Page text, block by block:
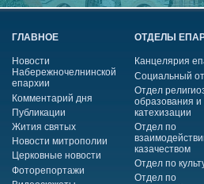
ГЛАВНОЕ
Новости
Набережночелнинской
епархии
Комментарий дня
Публикации
Жития святых
Новости митрополии
Церковные новости
Фоторепортажи
ОТДЕЛЫ
Канцелярия
Социальный
Отдел
образования и
катехизации
Отдел по
казачеством
Отдел по
Отдел по